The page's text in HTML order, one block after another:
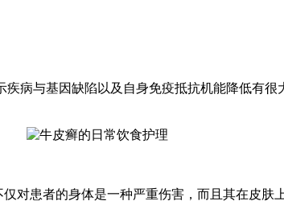
与基因缺陷以及自身免疫抵抗机能降低有很
患者的身体是一种严重伤害，而且其在皮肤